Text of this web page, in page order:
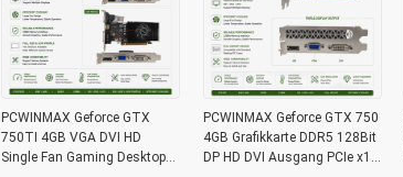
PCWINMAX Geforce GTX
750TI 4GB VGA DVI HD
Single Fan Gaming Desktop
PCWINMAX Geforce GTX 750
4GB Grafikkarte DDR5 128Bit
DP HD DVI Ausgang PCIe x16